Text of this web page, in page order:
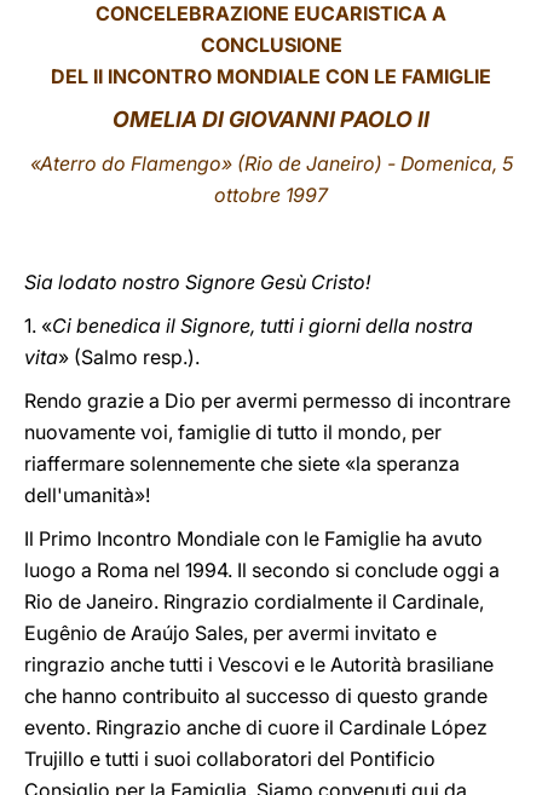
CONCELEBRAZIONE EUCARISTICA A
CONCLUSIONE
DEL II INCONTRO MONDIALE CON LE FAMIGLIE
OMELIA DI GIOVANNI PAOLO II
«Aterro do Flamengo» (Rio de Janeiro) - Domenica, 5
ottobre 1997
Sia lodato nostro Signore Gesù Cristo!
1. «Ci benedica il Signore, tutti i giorni della nostra
vita» (Salmo resp.).
Rendo grazie a Dio per avermi permesso di incontrare
nuovamente voi, famiglie di tutto il mondo, per
riaffermare solennemente che siete «la speranza
dell'umanità»!
Il Primo Incontro Mondiale con le Famiglie ha avuto
luogo a Roma nel 1994. Il secondo si conclude oggi a
Rio de Janeiro. Ringrazio cordialmente il Cardinale,
Eugênio de Araújo Sales, per avermi invitato e
ringrazio anche tutti i Vescovi e le Autorità brasiliane
che hanno contribuito al successo di questo grande
evento. Ringrazio anche di cuore il Cardinale López
Trujillo e tutti i suoi collaboratori del Pontificio
Consiglio per la Famiglia. Siamo convenuti qui da